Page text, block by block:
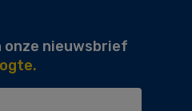
nieuwsbrief